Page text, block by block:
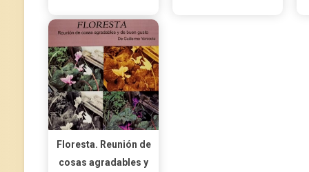
Floresta. Reunión de
cosas agradables y